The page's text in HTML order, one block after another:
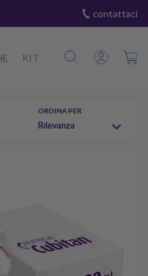
contattaci
KIT
ORDINA PER
Rilevanza